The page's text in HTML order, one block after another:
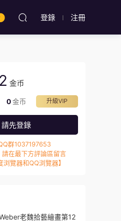
登錄 注冊
2 金币
升級VIP
0金币
請先登錄
群1037197653
在最下方評論區留言
浏覽器和QQ浏覽器】
老魏拾藝繪畫第12